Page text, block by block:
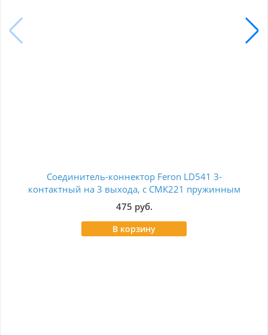
Соединитель-коннектор Feron LD541 3-
контактный на 3 выхода, с СМК221 пружинным
контактом IP68, черный, STEKKER 49194
475 руб.
В корзину